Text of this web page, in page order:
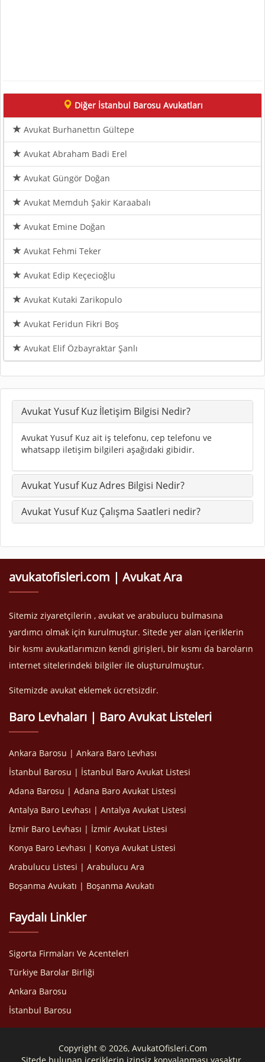
Diğer İstanbul Barosu Avukatları
Avukat Burhanettın Gültepe
Avukat Abraham Badi Erel
Avukat Güngör Doğan
Avukat Memduh Şakir Karaabalı
Avukat Emine Doğan
Avukat Fehmi Teker
Avukat Edip Keçecioğlu
Avukat Kutaki Zarikopulo
Avukat Feridun Fikri Boş
Avukat Elif Özbayraktar Şanlı
Avukat Yusuf Kuz İletişim Bilgisi Nedir?
Avukat Yusuf Kuz ait iş telefonu, cep telefonu ve
whatsapp iletişim bilgileri aşağıdaki gibidir.
Avukat Yusuf Kuz Adres Bilgisi Nedir?
Avukat Yusuf Kuz Çalışma Saatleri nedir?
avukatofisleri.com | Avukat Ara
Sitemiz ziyaretçilerin , avukat ve arabulucu bulmasına
yardımcı olmak için kurulmuştur. Sitede yer alan içeriklerin
bir kısmı avukatlarımızın kendi girişleri, bir kısmı da baroların
internet sitelerindeki bilgiler ile oluşturulmuştur.
Sitemizde avukat eklemek ücretsizdir.
Baro Levhaları | Baro Avukat Listeleri
Ankara Barosu | Ankara Baro Levhası
İstanbul Barosu | İstanbul Baro Avukat Listesi
Adana Barosu | Adana Baro Avukat Listesi
Antalya Baro Levhası | Antalya Avukat Listesi
İzmir Baro Levhası | İzmir Avukat Listesi
Konya Baro Levhası | Konya Avukat Listesi
Arabulucu Listesi | Arabulucu Ara
Boşanma Avukatı | Boşanma Avukatı
Faydalı Linkler
Sigorta Firmaları Ve Acenteleri
Türkiye Barolar Birliği
Ankara Barosu
İstanbul Barosu
Copyright © 2026, AvukatOfisleri.Com